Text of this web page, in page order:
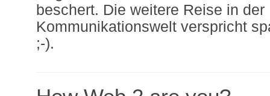
beschert. Die weitere Reise in der
Kommunikationswelt verspricht
;-).